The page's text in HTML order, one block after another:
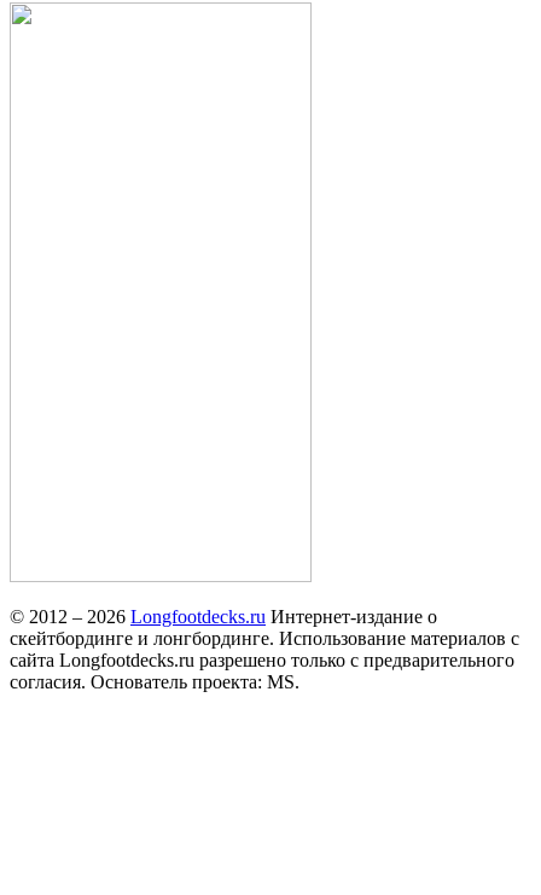
© 2012 – 2026 Longfootdecks.ru Интернет-издание о
скейтбординге и лонгбординге. Использование материалов с
сайта Longfootdecks.ru разрешено только с предварительного
согласия. Основатель проекта: MS.